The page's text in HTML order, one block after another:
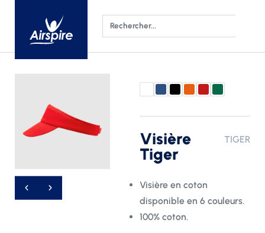
Visière
Tiger
TIGER
Visière en coton
disponible en 6 couleurs.
100% coton.